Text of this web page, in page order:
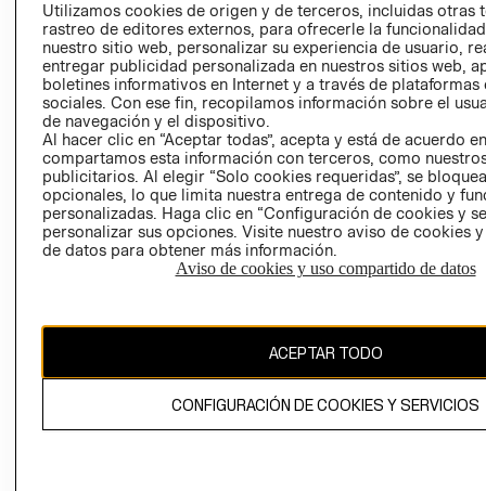
COOKIES
LIBRO DE
Ecuador ($)
CAMBIAR REGIÓN
El contenido de esta página web está protegido por copyright y es
Utilizamos cookies de origen y de terceros, incluidas otras
rastreo de editores externos, para ofrecerle la
nuestro sitio web, personalizar su experiencia de usuario,
entregar publicidad personalizada en nuestros sitios web,
boletines informativos en Internet y a través de plataformas
sociales. Con ese fin, recopilamos información sobre el
de navegación y el dispositivo.
Al hacer clic en “Aceptar todas”, acepta y está de acuerdo
compartamos esta información con terceros, como
publicitarios. Al elegir “Solo cookies requeridas”, se
opcionales, lo que limita nuestra entrega de contenido y
personalizadas. Haga clic en “Configuración de cookies y
personalizar sus opciones. Visite nuestro aviso de cookies
de datos para obtener más información.
Aviso de cookies y uso compartido de datos
ACEPTAR TODO
CONFIGURACIÓN DE COOKIES Y SERVICIOS